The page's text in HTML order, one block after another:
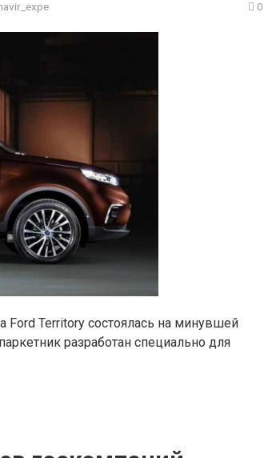
0
Ford Territory состоялась на минувшей
разработан специально для